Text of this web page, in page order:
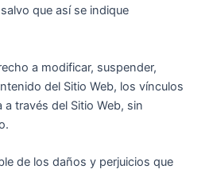
que así se indique
a modificar, suspender,
del Sitio Web, los vínculos
través del Sitio Web, sin
de los daños y perjuicios que